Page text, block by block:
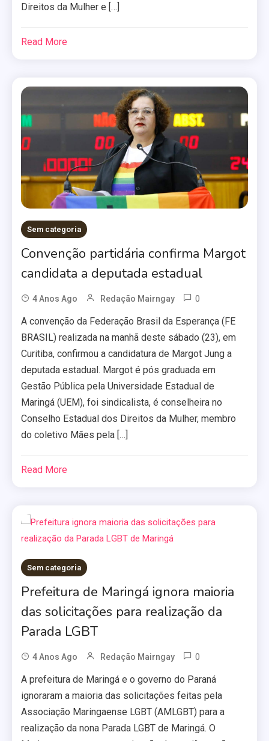
Direitos da Mulher e […]
Read More
Sem categoria
Convenção partidária confirma Margot
candidata a deputada estadual
4 Anos Ago Redação Mairngay 0
A convenção da Federação Brasil da Esperança (FE
BRASIL) realizada na manhã deste sábado (23), em
Curitiba, confirmou a candidatura de Margot Jung a
deputada estadual. Margot é pós graduada em
Gestão Pública pela Universidade Estadual de
Maringá (UEM), foi sindicalista, é conselheira no
Conselho Estadual dos Direitos da Mulher, membro
do coletivo Mães pela […]
Read More
Sem categoria
Prefeitura de Maringá ignora maioria
das solicitações para realização da
Parada LGBT
4 Anos Ago Redação Mairngay 0
A prefeitura de Maringá e o governo do Paraná
ignoraram a maioria das solicitações feitas pela
Associação Maringaense LGBT (AMLGBT) para a
realização da nona Parada LGBT de Maringá. O